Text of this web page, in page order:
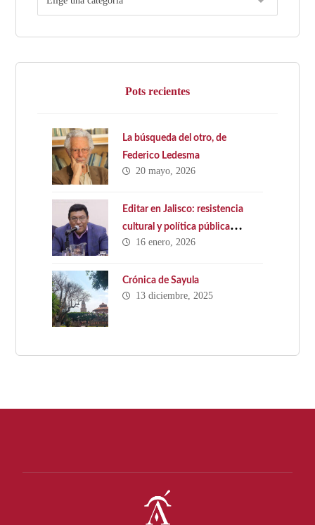
Pots recientes
La búsqueda del otro, de
Federico Ledesma
20 mayo, 2026
Editar en Jalisco: resistencia
cultural y política pública
ausente. Hacia una Ley Estatal
16 enero, 2026
Crónica de Sayula
13 diciembre, 2025